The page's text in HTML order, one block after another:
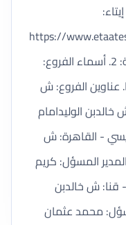
https://
aspx?licc=642. عدد الفروع المسجلة: 2. أسماء الفروع:
عناوين الفروع: ش
الوليدامام
- القاهرة: ش
المسؤل: كريم
قنا: ش خالدبن
محمد عثمان